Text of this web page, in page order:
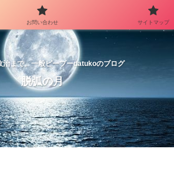
治まで。一般ピープーdatukoのブログ
脱弧の月
お問い合わせ サイトマップ